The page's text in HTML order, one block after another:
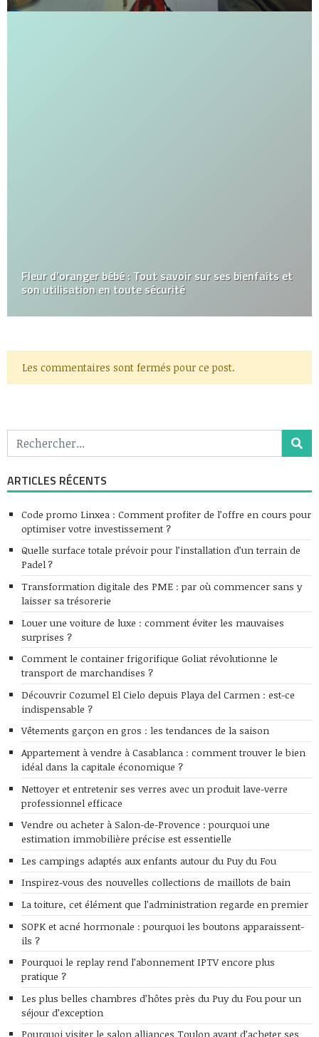
Fleur d’oranger bébé : Tout savoir sur ses bienfaits et
son utilisation en toute sécurité
Les commentaires sont fermés pour ce post.
ARTICLES RÉCENTS
Code promo Linxea : Comment profiter de l’offre en cours pour
optimiser votre investissement ?
Quelle surface totale prévoir pour l’installation d’un terrain de
Padel ?
Transformation digitale des PME : par où commencer sans y
laisser sa trésorerie
Louer une voiture de luxe : comment éviter les mauvaises
surprises ?
Comment le container frigorifique Goliat révolutionne le
transport de marchandises ?
Découvrir Cozumel El Cielo depuis Playa del Carmen : est-ce
indispensable ?
Vêtements garçon en gros : les tendances de la saison
Appartement à vendre à Casablanca : comment trouver le bien
idéal dans la capitale économique ?
Nettoyer et entretenir ses verres avec un produit lave-verre
professionnel efficace
Vendre ou acheter à Salon-de-Provence : pourquoi une
estimation immobilière précise est essentielle
Les campings adaptés aux enfants autour du Puy du Fou
Inspirez-vous des nouvelles collections de maillots de bain
La toiture, cet élément que l’administration regarde en premier
SOPK et acné hormonale : pourquoi les boutons apparaissent-
ils ?
Pourquoi le replay rend l’abonnement IPTV encore plus
pratique ?
Les plus belles chambres d’hôtes près du Puy du Fou pour un
séjour d’exception
Pourquoi visiter le salon alliances Toulon avant d’acheter ses